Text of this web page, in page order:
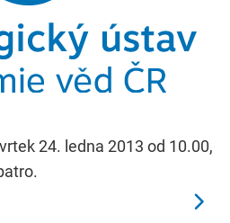
24. ledna 2013 od 10.00,